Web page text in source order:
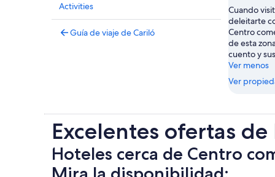
Activities
Guía de viaje de Cariló
Cuando
deleitarte
Centro
de esta
cuento y
Ver menos
Ver
Excelentes ofertas
Hoteles cerca de Centro